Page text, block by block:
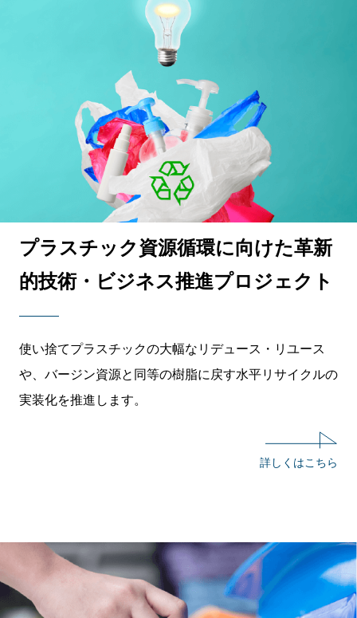
プラスチック資源循環に向けた革新
的技術・ビジネス推進プロジェクト
使い捨てプラスチックの大幅なリデュース・リユース
や、バージン資源と同等の樹脂に戻す水平リサイクルの
実装化を推進します。
詳しくはこちら